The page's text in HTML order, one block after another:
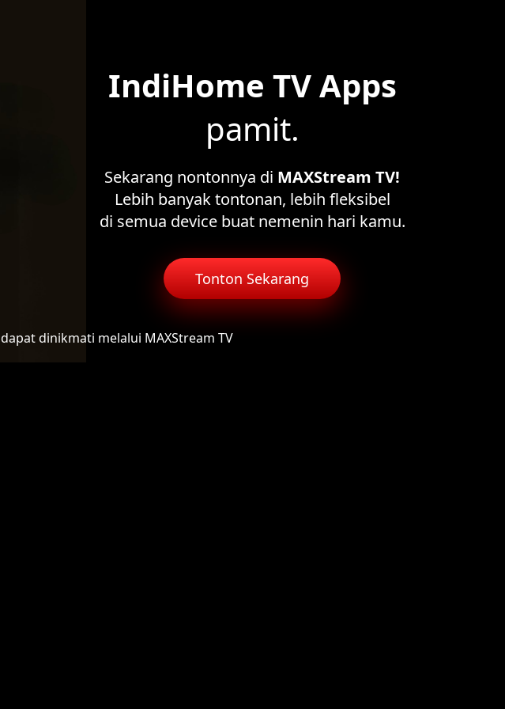
IndiHome TV Apps
pamit.
Sekarang nontonnya di MAXStream TV!
Lebih banyak tontonan, lebih fleksibel
di semua device buat nemenin hari kamu.
Tonton Sekarang
dapat dinikmati melalui MAXStream TV